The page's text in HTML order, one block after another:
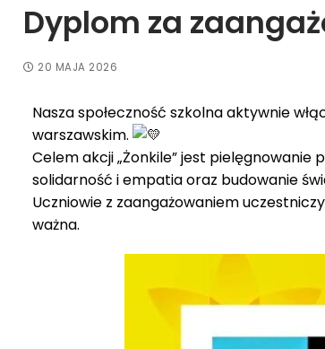
Dyplom za
20 MAJA 2026
Nasza społeczność szkolna aktywnie
warszawskim.
Celem akcji „Żonkile” jest pielęgnowanie
solidarność i empatia oraz budowanie
Uczniowie z zaangażowaniem
ważna.